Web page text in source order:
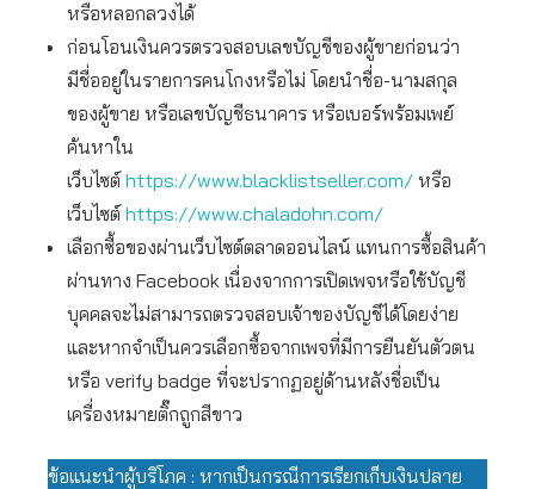
หรือหลอกลวงได้
ก่อนโอนเงินควรตรวจสอบเลขบัญชีของผู้ขายก่อนว่า
มีชื่ออยู่ในรายการคนโกงหรือไม่ โดยนำชื่อ-นามสกุล
ของผู้ขาย หรือเลขบัญชีธนาคาร หรือเบอร์พร้อมเพย์
ค้นหาใน
เว็บไซต์ https://www.blacklistseller.com/ หรือ
เว็บไซต์ https://www.chaladohn.com/
เลือกซื้อของผ่านเว็บไซต์ตลาดออนไลน์ แทนการซื้อสินค้า
ผ่านทาง Facebook เนื่องจากการเปิดเพจหรือใช้บัญชี
บุคคลจะไม่สามารถตรวจสอบเจ้าของบัญชีได้โดยง่าย
และหากจำเป็นควรเลือกซื้อจากเพจที่มีการยืนยันตัวตน
หรือ verify badge ที่จะปรากฏอยู่ด้านหลังชื่อเป็น
เครื่องหมายติ๊กถูกสีขาว
ข้อแนะนำผู้บริโภค : หากเป็นกรณีการเรียกเก็บเงินปลาย